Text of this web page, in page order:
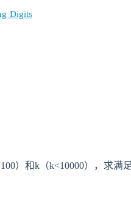
Digits
）和k（k<10000），求满